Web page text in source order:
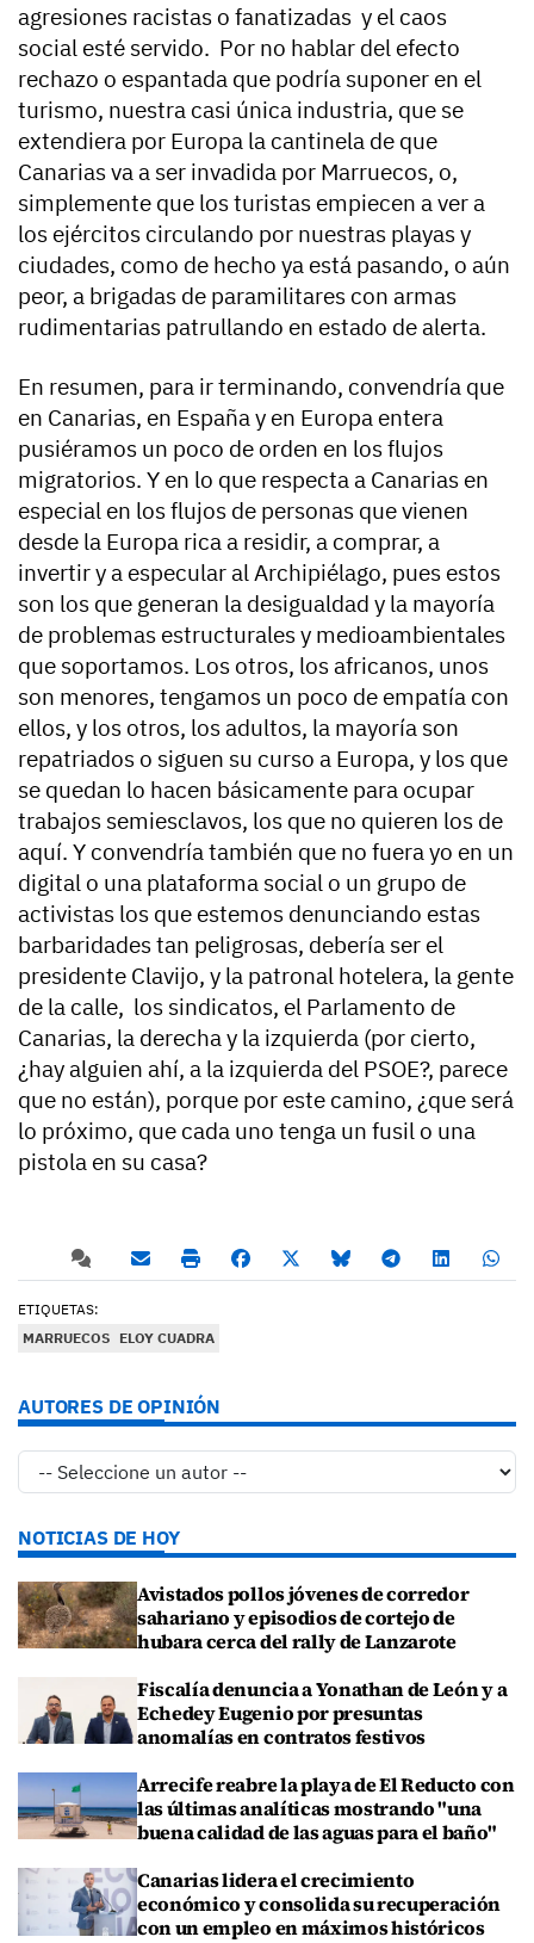
agresiones racistas o fanatizadas y el caos
social esté servido. Por no hablar del efecto
rechazo o espantada que podría suponer en el
turismo, nuestra casi única industria, que se
extendiera por Europa la cantinela de que
Canarias va a ser invadida por Marruecos, o,
simplemente que los turistas empiecen a ver a
los ejércitos circulando por nuestras playas y
ciudades, como de hecho ya está pasando, o aún
peor, a brigadas de paramilitares con armas
rudimentarias patrullando en estado de alerta.
En resumen, para ir terminando, convendría que
en Canarias, en España y en Europa entera
pusiéramos un poco de orden en los flujos
migratorios. Y en lo que respecta a Canarias en
especial en los flujos de personas que vienen
desde la Europa rica a residir, a comprar, a
invertir y a especular al Archipiélago, pues estos
son los que generan la desigualdad y la mayoría
de problemas estructurales y medioambientales
que soportamos. Los otros, los africanos, unos
son menores, tengamos un poco de empatía con
ellos, y los otros, los adultos, la mayoría son
repatriados o siguen su curso a Europa, y los que
se quedan lo hacen básicamente para ocupar
trabajos semiesclavos, los que no quieren los de
aquí. Y convendría también que no fuera yo en un
digital o una plataforma social o un grupo de
activistas los que estemos denunciando estas
barbaridades tan peligrosas, debería ser el
presidente Clavijo, y la patronal hotelera, la gente
de la calle, los sindicatos, el Parlamento de
Canarias, la derecha y la izquierda (por cierto,
¿hay alguien ahí, a la izquierda del PSOE?, parece
que no están), porque por este camino, ¿que será
lo próximo, que cada uno tenga un fusil o una
pistola en su casa?
ETIQUETAS:
MARRUECOS ELOY CUADRA
AUTORES DE OPINIÓN
NOTICIAS DE HOY
Avistados pollos jóvenes de corredor
sahariano y episodios de cortejo de
hubara cerca del rally de Lanzarote
Fiscalía denuncia a Yonathan de León y a
Echedey Eugenio por presuntas
anomalías en contratos festivos
Arrecife reabre la playa de El Reducto con
las últimas analíticas mostrando "una
buena calidad de las aguas para el baño"
Canarias lidera el crecimiento
económico y consolida su recuperación
con un empleo en máximos históricos